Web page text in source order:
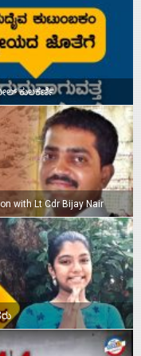
ಕುಲಕರ್ಣಿ
with Lt Cdr Bijay Nair